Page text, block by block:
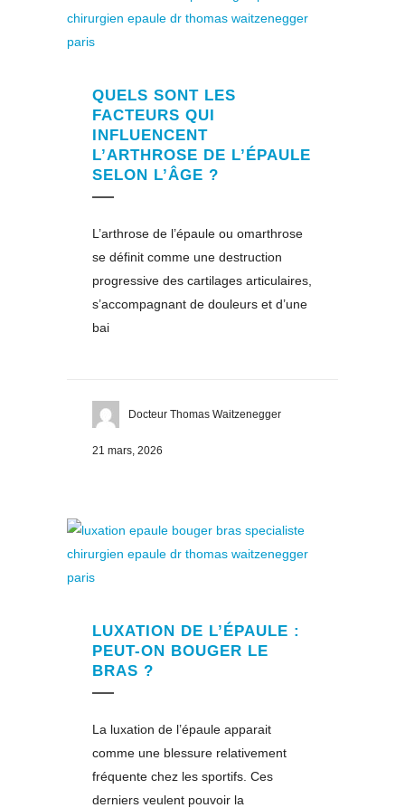
QUELS SONT LES
FACTEURS QUI
INFLUENCENT
L’ARTHROSE DE L’ÉPAULE
SELON L’ÂGE ?
L’arthrose de l’épaule ou omarthrose
se définit comme une destruction
progressive des cartilages articulaires,
s’accompagnant de douleurs et d’une
bai
Docteur Thomas Waitzenegger
21 mars, 2026
LUXATION DE L’ÉPAULE :
PEUT-ON BOUGER LE
BRAS ?
La luxation de l’épaule apparait
comme une blessure relativement
fréquente chez les sportifs. Ces
derniers veulent pouvoir la